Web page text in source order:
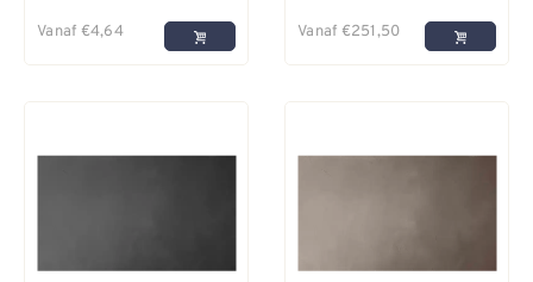
Vanaf €4,64 Vanaf €251,50